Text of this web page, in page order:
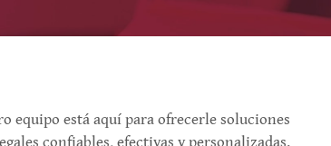
equipo está aquí para ofrecerle soluciones
confiables, efectivas y personalizadas.